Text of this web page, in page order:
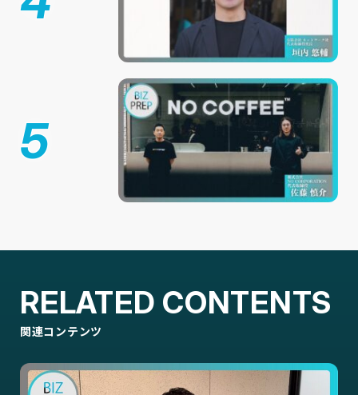
5
RELATED CONTENTS
関連コンテンツ